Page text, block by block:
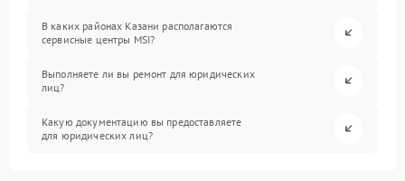
В каких районах Казани располагаются
сервисные центры MSI?
Выполняете ли вы ремонт для юридических
лиц?
Какую документацию вы предоставляете
для юридических лиц?